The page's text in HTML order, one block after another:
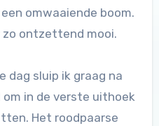
omwaaiende boom.
zo ontzettend mooi.
dag sluip ik graag na
in de verste uithoek
Het roodpaarse